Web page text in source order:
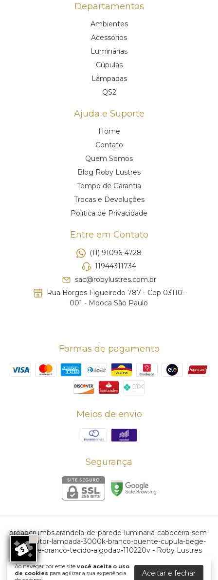
Ao navegar por este site você aceita o uso
de cookies para agilizar a sua experiência
Aceitar e fechar
Departamentos
Ambientes
Acessórios
Luminárias
Cúpulas
Lâmpadas
QS2
Ajuda e Suporte
Home
Contato
Quem Somos
Blog Roby Lustres
Tempo de Garantia
Trocas e Devoluções
Política de Privacidade
Entre em Contato
(11) 91096-4728
11944311734
sac@robylustres.com.br
Rua Borges Figueiredo 787 - Cep 03110-
001 - Mooca São Paulo
Formas de pagamento
Meios de envio
Segurança
breadcrumbs.arandela-de-parede-luminaria-cabeceira-sem-
interruptor-lampada-3000k-branco-quente-cupula-bege-
preto-e-branco-tecido-algodao-110220v- Roby Lustres
©2026. Roby Lustres - 56260565000162. Todos os direitos reservados.